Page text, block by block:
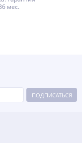
мес.
ПОДПИСАТЬСЯ